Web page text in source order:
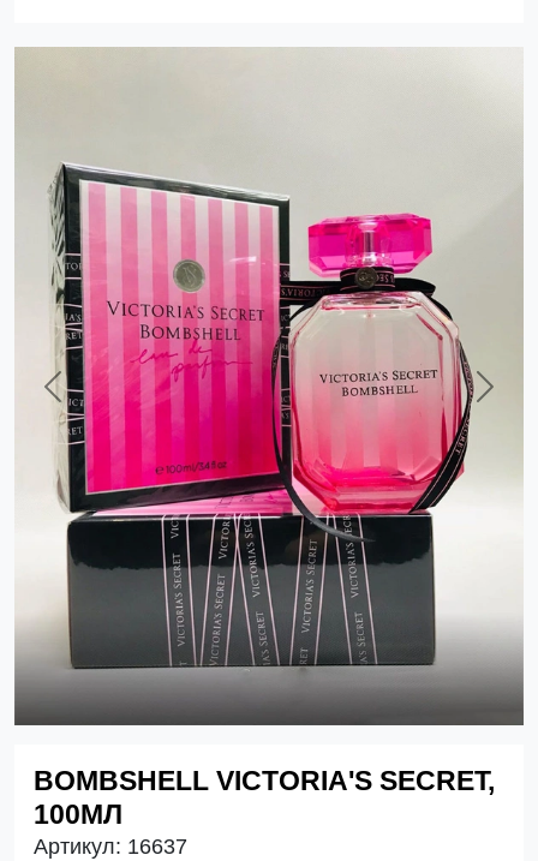
Previous Next
BOMBSHELL VICTORIA'S SECRET,
100МЛ
Артикул: 16637